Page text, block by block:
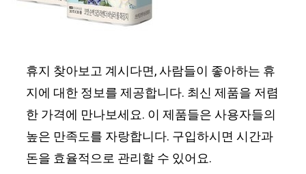
휴지 찾아보고 계시다면, 사람들이 좋아하는 휴
지에 대한 정보를 제공합니다. 최신 제품을 저렴
한 가격에 만나보세요. 이 제품들은 사용자들의
높은 만족도를 자랑합니다. 구입하시면 시간과
돈을 효율적으로 관리할 수 있어요.